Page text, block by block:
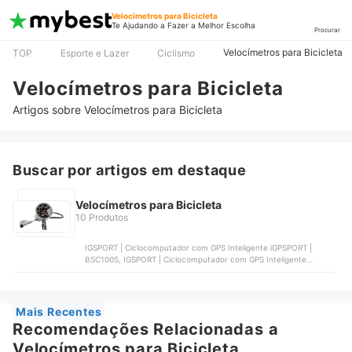
Velocímetros para Bicicleta
Te Ajudando a Fazer a Melhor Escolha
Procurar
TOP Esporte e Lazer Ciclismo Velocímetros para Bicicleta
Velocímetros para Bicicleta
Artigos sobre Velocímetros para Bicicleta
Buscar por artigos em destaque
Velocímetros para Bicicleta
10 Produtos
IGSPORT | Ciclocomputador com GPS Inteligente iGPSPORT |
BSC100S, IGSPORT | Ciclocomputador com GPS Inteligente
00
Mais Recentes
Recomendações Relacionadas a